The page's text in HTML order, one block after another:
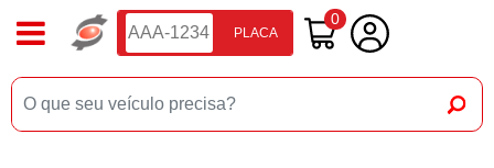
PLACA
0